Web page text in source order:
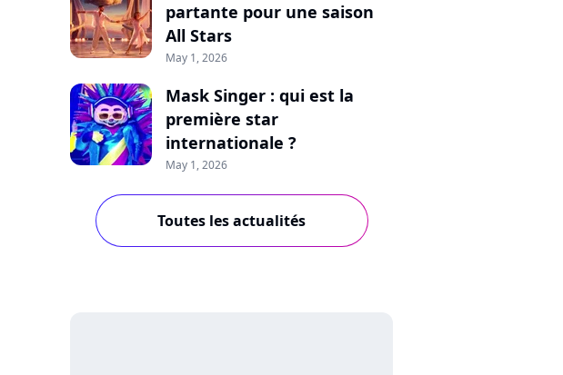
partante pour une saison
All Stars
May 1, 2026
Mask Singer : qui est la
première star
internationale ?
May 1, 2026
Toutes les actualités